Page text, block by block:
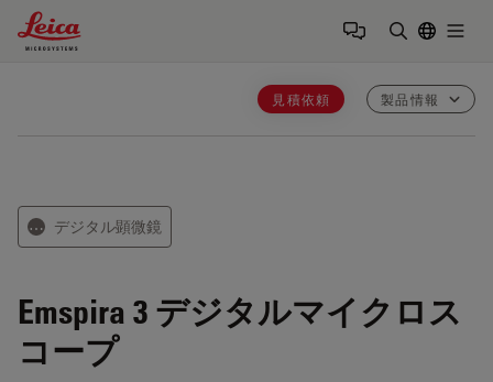
Leica Microsystems Logo
見積依頼 製品情報
⋯ デジタル顕微鏡
Emspira 3 デジタルマイクロス
コープ